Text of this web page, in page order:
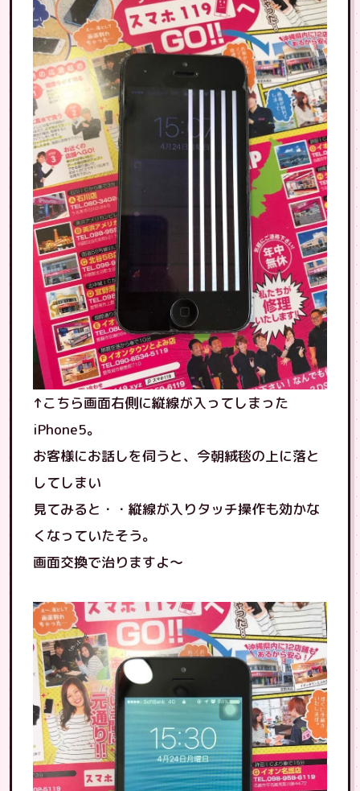
↑こちら画面右側に縦線が入ってしまった
iPhone5。
お客様にお話しを伺うと、今朝絨毯の上に落と
してしまい
見てみると・・縦線が入りタッチ操作も効かな
くなっていたそう。
画面交換で治りますよ〜